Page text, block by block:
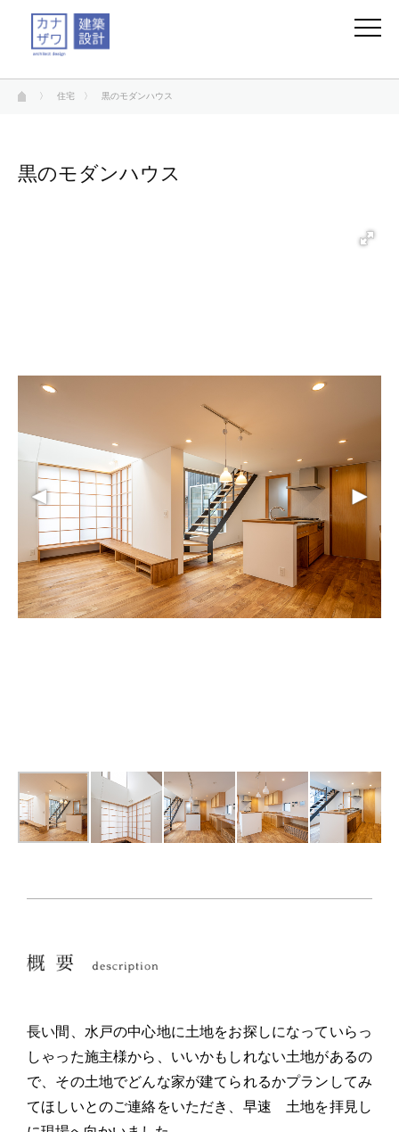
〉 住宅 〉 黒のモダンハウス
黒のモダンハウス
長い間、水戸の中心地に土地をお探しになっていらっ
しゃった施主様から、いいかもしれない土地があるの
で、その土地でどんな家が建てられるかプランしてみ
てほしいとのご連絡をいただき、早速 土地を拝見し